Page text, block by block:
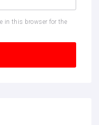
in this browser for the